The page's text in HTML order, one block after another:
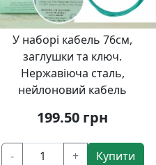
У наборі кабель 76см,
заглушки та ключ.
Нержавіюча сталь,
нейлоновий кабель
199.50 грн
- +
Купити